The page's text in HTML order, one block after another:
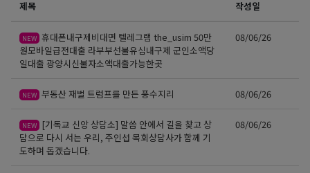
제목 작성일
NEW 휴대폰내구제비대면 텔레그램 the_usim 50만
원모바일급전대출 라부부선불유심내구제 군인소액당
일대출 광양시신불자소액대출가능한곳
08/06/26
NEW 부동산 재벌 트럼프를 만든 풍수지리 08/06/26
NEW
[기독교 신앙 상담소] 말씀 안에서 길을 찾고 상
담으로 다시 서는 우리, 주인섭 목회상담사가 함께 기
도하며 돕겠습니다.
08/06/26